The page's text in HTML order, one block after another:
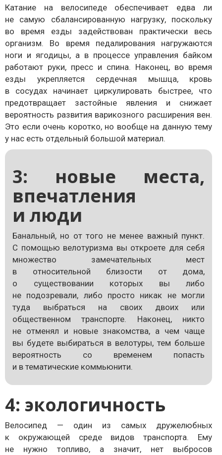
Катание на велосипеде обеспечивает едва ли
не самую сбалансированную нагрузку, поскольку
во время езды задействован практически весь
организм. Во время педалирования нагружаются
ноги и ягодицы, а в процессе управления байком
работают руки, пресс и спина. Наконец, во время
езды укрепляется сердечная мышца, кровь
в сосудах начинает циркулировать быстрее, что
предотвращает застойные явления и снижает
вероятность развития варикозного расширения вен.
Это если очень коротко, но вообще на данную тему
у нас есть отдельный большой материал.
3: новые места,
впечатления
и люди
Банальный, но от того не менее важный пункт.
С помощью велотуризма вы откроете для себя
множество замечательных мест
в относительной близости от дома,
о существовании которых вы либо
не подозревали, либо просто никак не могли
туда выбраться на своих двоих или
общественном транспорте. Наконец, никто
не отменял и новые знакомства, а чем чаще
вы будете выбираться в велотуры, тем больше
вероятность со временем попасть
и в тематические коммьюнити.
4: экологичность
Велосипед — один из самых дружелюбных
к окружающей среде видов транспорта. Ему
не нужно топливо, а значит, нет выбросов